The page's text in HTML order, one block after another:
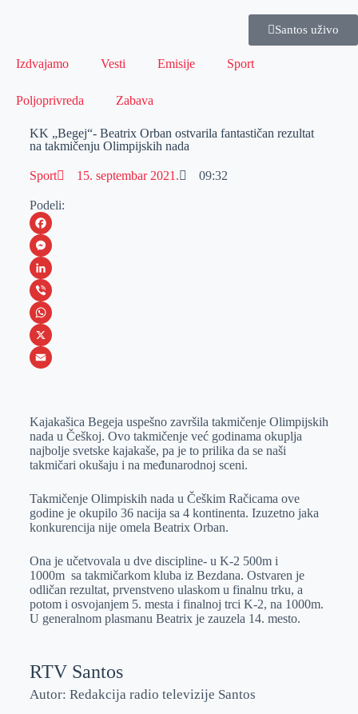
Santos uživo
Izdvajamo Vesti Emisije Sport
Poljoprivreda Zabava
KK „Begej“- Beatrix Orban ostvarila fantastičan rezultat
na takmičenju Olimpijskih nada
Sport 15. septembar 2021. 09:32
Podeli:
F
a
c
e
b
o
M
e
s
s
e
e
r
L
i
n
k
I
n
V
i
b
W
h
s
A
p
p
X
a
i
l
Kajakašica Begeja uspešno završila takmičenje Olimpijskih
nada u Češkoj. Ovo takmičenje već godinama okuplja
najbolje svetske kajakaše, pa je to prilika da se naši
takmičari okušaju i na međunarodnoj sceni.
Takmičenje Olimpiskih nada u Češkim Račicama ove
godine je okupilo 36 nacija sa 4 kontinenta. Izuzetno jaka
konkurencija nije omela Beatrix Orban.
Ona je učetvovala u dve discipline- u K-2 500m i
1000m sa takmičarkom kluba iz Bezdana. Ostvaren je
odličan rezultat, prvenstveno ulaskom u finalnu trku, a
potom i osvojanjem 5. mesta i finalnoj trci K-2, na 1000m.
U generalnom plasmanu Beatrix je zauzela 14. mesto.
RTV Santos
Autor: Redakcija radio televizije Santos